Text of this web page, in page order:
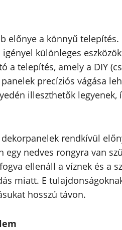
előnye a könnyű
különleges
a telepítés, amely a DIY
precíziós vágása
illeszthetők legyenek,
rendkívül
nedves rongyra van
ellenáll a víznek és a
miatt. E
hosszú távon.